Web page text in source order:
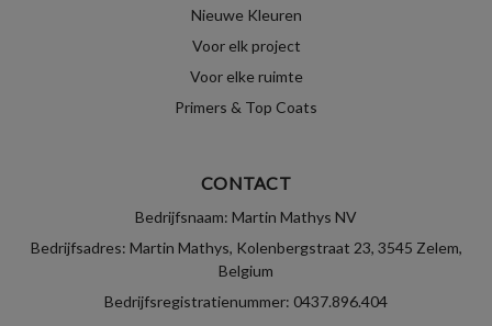
Nieuwe Kleuren
Voor elk project
Voor elke ruimte
Primers & Top Coats
CONTACT
Bedrijfsnaam: Martin Mathys NV
Bedrijfsadres: Martin Mathys, Kolenbergstraat 23, 3545 Zelem,
Belgium
Bedrijfsregistratienummer: 0437.896.404